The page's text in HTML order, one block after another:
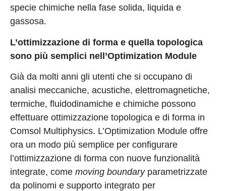
specie chimiche nella fase solida, liquida e
gassosa.
L’ottimizzazione di forma e quella topologica
sono più semplici nell’Optimization Module
Già da molti anni gli utenti che si occupano di
analisi meccaniche, acustiche, elettromagnetiche,
termiche, fluidodinamiche e chimiche possono
effettuare ottimizzazione topologica e di forma in
Comsol Multiphysics. L’Optimization Module offre
ora un modo più semplice per configurare
l’ottimizzazione di forma con nuove funzionalità
integrate, come moving boundaryparametrizzate
da polinomi e supporto integrato per